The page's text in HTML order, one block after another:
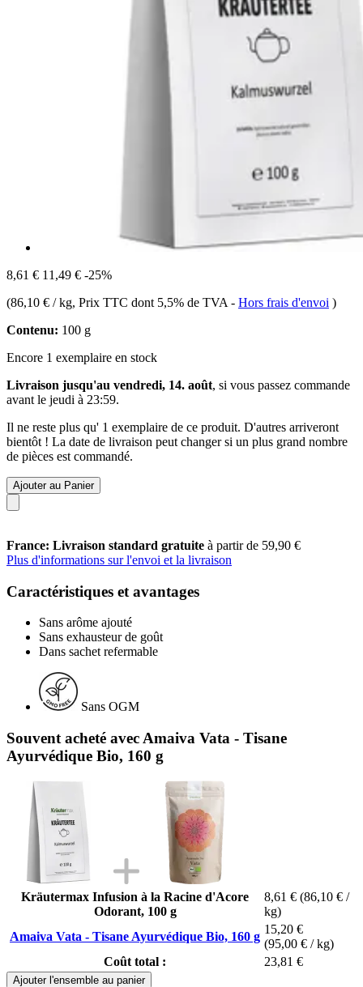
8,61 € 11,49 € -25%
(86,10 € / kg, Prix TTC dont 5,5% de TVA - Hors frais d'envoi )
Contenu: 100 g
Encore 1 exemplaire en stock
Livraison jusqu'au vendredi, 14. août, si vous passez commande
avant le jeudi à 23:59.
Il ne reste plus qu' 1 exemplaire de ce produit. D'autres arriveront
bientôt ! La date de livraison peut changer si un plus grand nombre
de pièces est commandé.
Ajouter au Panier
France: Livraison standard gratuite à partir de 59,90 €
Plus d'informations sur l'envoi et la livraison
Caractéristiques et avantages
Sans arôme ajouté
Sans exhausteur de goût
Dans sachet refermable
Sans OGM
Souvent acheté avec Amaiva Vata - Tisane
Ayurvédique Bio, 160 g
Kräutermax Infusion à la Racine d'Acore
Odorant, 100 g
8,61 € (86,10 € /
kg)
Amaiva Vata - Tisane Ayurvédique Bio, 160 g
15,20 €
(95,00 € / kg)
Coût total :
23,81 €
Ajouter l'ensemble au panier